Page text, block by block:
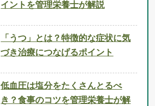
イントを管理栄養士が解説
「うつ」とは？特徴的な症状に気
づき治療につなげるポイント
低血圧は塩分をたくさんとるべ
き？食事のコツを管理栄養士が解